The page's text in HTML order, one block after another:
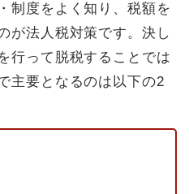
制度をよく知り、税額を
が法人税対策です。決し
行って脱税することでは
主要となるのは以下の2